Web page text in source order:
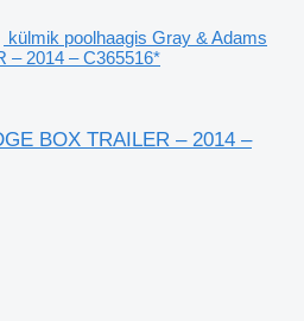
külmik poolhaagis Gray & Adams
– 2014 – C365516*
BOX TRAILER – 2014 –